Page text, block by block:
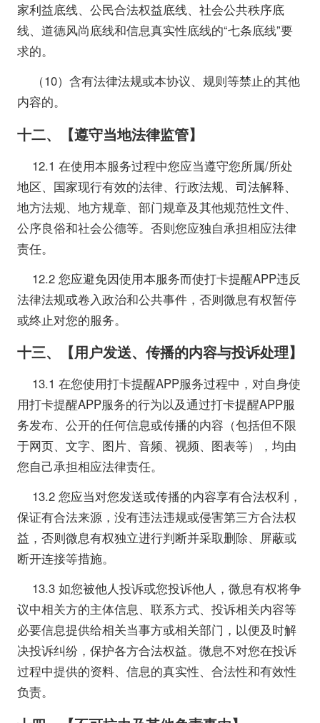
家利益底线、公民合法权益底线、社会公共秩序底
线、道德风尚底线和信息真实性底线的“七条底线”要
求的。
（10）含有法律法规或本协议、规则等禁止的其他
内容的。
十二、【遵守当地法律监管】
12.1 在使用本服务过程中您应当遵守您所属/所处
地区、国家现行有效的法律、行政法规、司法解释、
地方法规、地方规章、部门规章及其他规范性文件、
公序良俗和社会公德等。否则您应独自承担相应法律
责任。
12.2 您应避免因使用本服务而使打卡提醒APP违反
法律法规或卷入政治和公共事件，否则微息有权暂停
或终止对您的服务。
十三、【用户发送、传播的内容与投诉处理】
13.1 在您使用打卡提醒APP服务过程中，对自身使
用打卡提醒APP服务的行为以及通过打卡提醒APP服
务发布、公开的任何信息或传播的内容（包括但不限
于网页、文字、图片、音频、视频、图表等），均由
您自己承担相应法律责任。
13.2 您应当对您发送或传播的内容享有合法权利，
保证有合法来源，没有违法违规或侵害第三方合法权
益，否则微息有权独立进行判断并采取删除、屏蔽或
断开连接等措施。
13.3 如您被他人投诉或您投诉他人，微息有权将争
议中相关方的主体信息、联系方式、投诉相关内容等
必要信息提供给相关当事方或相关部门，以便及时解
决投诉纠纷，保护各方合法权益。微息不对您在投诉
过程中提供的资料、信息的真实性、合法性和有效性
负责。